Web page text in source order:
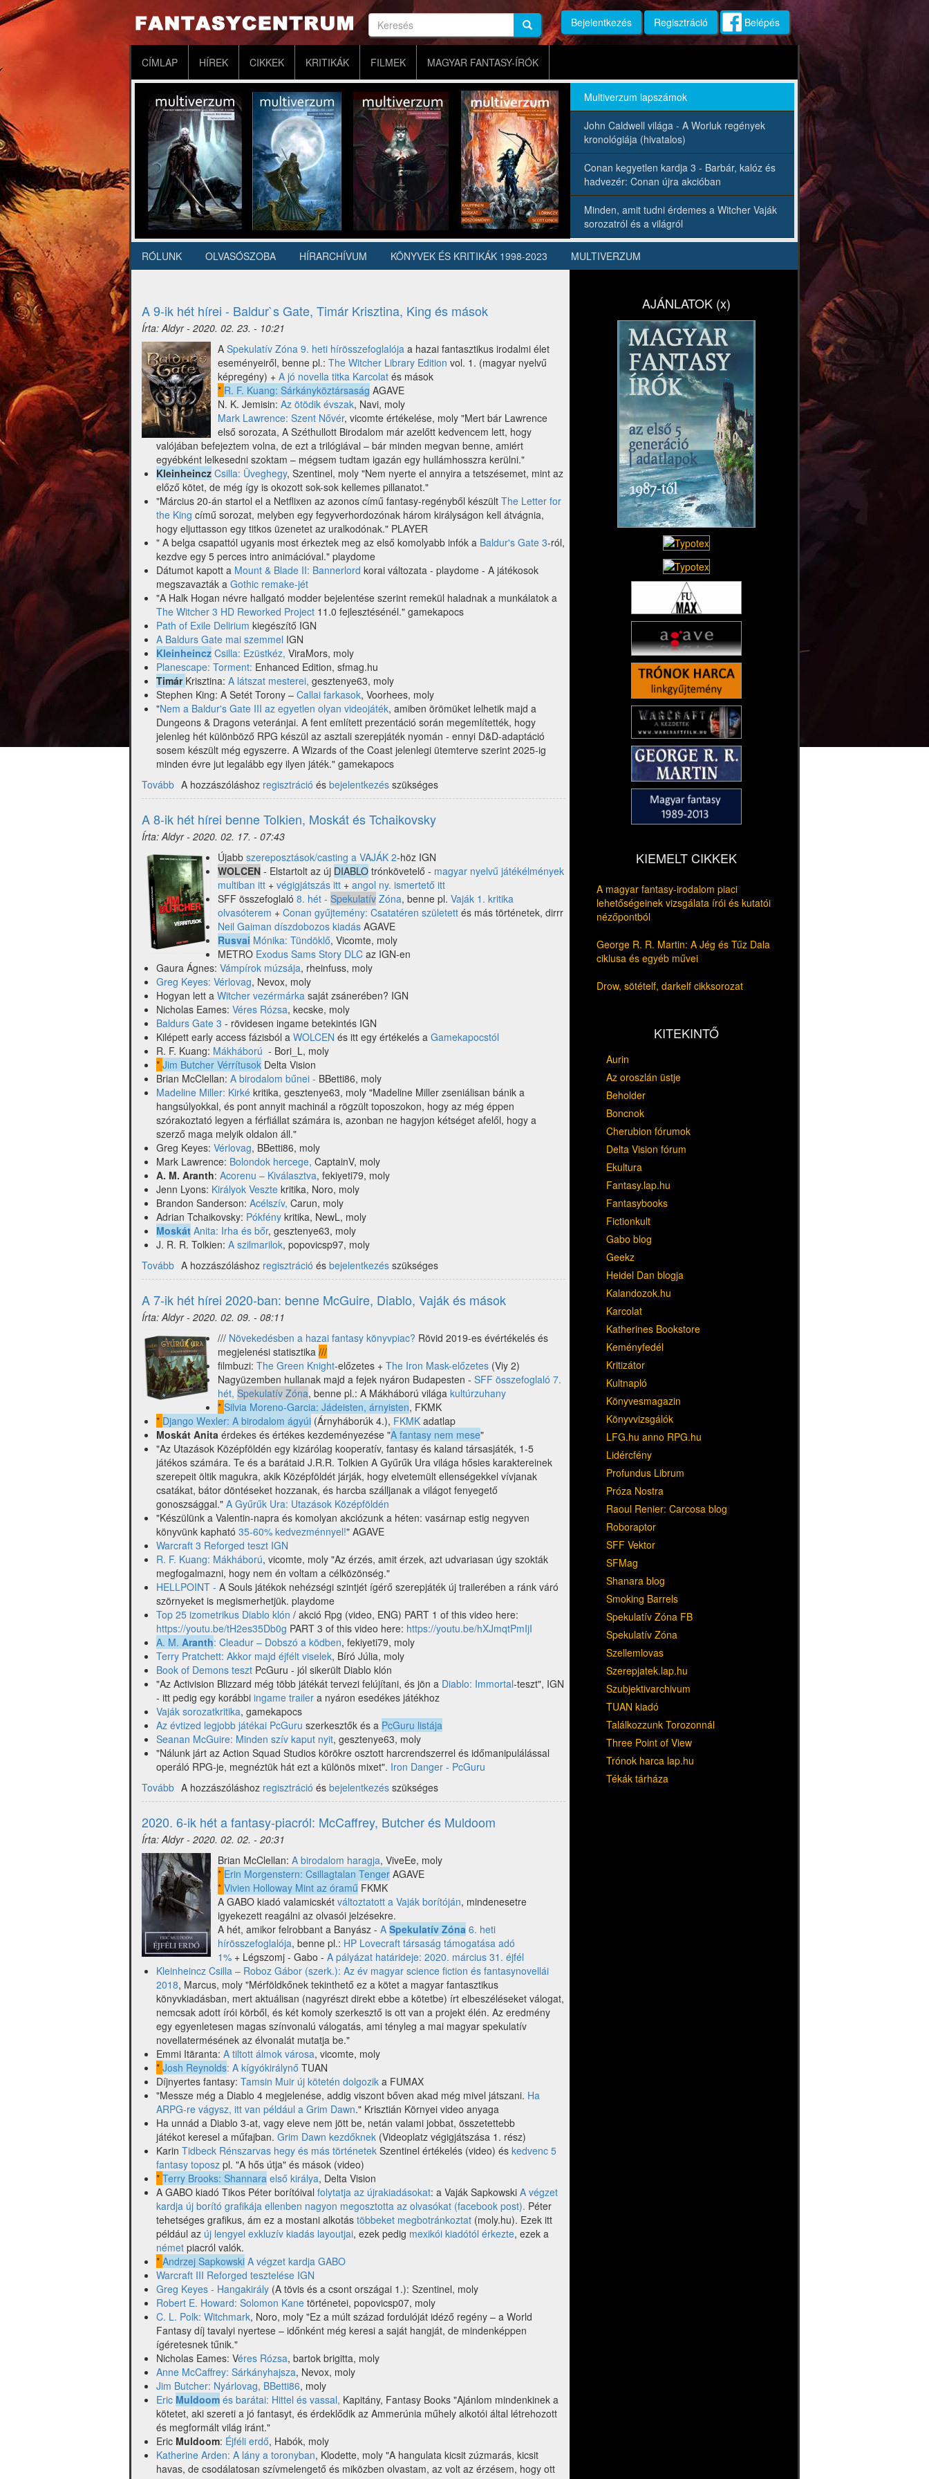
Ugrás
tartalomra
Keresés
Keresés Keresés Bejelentkezés Regisztráció Belépés
Fő
navigáció
CÍMLAP HÍREK CIKKEK KRITIKÁK FILMEK MAGYAR FANTASY-ÍRÓK
Multiverzum lapszámok
John Caldwell világa - A Worluk regények
kronológiája (hivatalos)
Conan kegyetlen kardja 3 - Barbár, kalóz és
hadvezér: Conan újra akcióban
Minden, amit tudni érdemes a Witcher Vaják
sorozatról és a világról
Másodlagos
RÓLUNK OLVASÓSZOBA HÍRARCHÍVUM KÖNYVEK ÉS KRITIKÁK 1998-2023 MULTIVERZUM
A 9-ik hét hírei - Baldur`s Gate, Timár Krisztina, King és mások
Írta:Aldyr- 2020. 02. 23. - 10:21
A Spekulatív Zóna 9. heti hírösszefoglalója a hazai fantasztikus irodalmi élet
eseményeiről, benne pl.: The Witcher Library Edition vol. 1. (magyar nyelvű
képregény) + A jó novella titka Karcolat és mások
* R. F. Kuang: Sárkányköztársaság AGAVE
N. K. Jemisin: Az ötödik évszak, Navi, moly
Mark Lawrence: Szent Nővér, vicomte értékelése, moly "Mert bár Lawrence
első sorozata, A Széthullott Birodalom már azelőtt kedvencem lett, hogy
valójában befejeztem volna, de ezt a trilógiával – bár minden megvan benne, amiért
egyébként lelkesedni szoktam – mégsem tudtam igazán egy hullámhosszra kerülni."
Kleinheincz Csilla: Üveghegy, Szentinel, moly "Nem nyerte el annyira a tetszésemet, mint az
előző kötet, de még így is okozott sok-sok kellemes pillanatot."
"Március 20-án startol el a Netflixen az azonos című fantasy-regényből készült The Letter for
the King című sorozat, melyben egy fegyverhordozónak három királyságon kell átvágnia,
hogy eljuttasson egy titkos üzenetet az uralkodónak." PLAYER
" A belga csapattól ugyanis most érkeztek meg az első komolyabb infók a Baldur's Gate 3-ról,
kezdve egy 5 perces intro animációval." playdome
Dátumot kapott a Mount & Blade II: Bannerlord korai változata - playdome - A játékosok
megszavazták a Gothic remake-jét
"A Halk Hogan névre hallgató modder bejelentése szerint remekül haladnak a munkálatok a
The Witcher 3 HD Reworked Project 11.0 fejlesztésénél." gamekapocs
Path of Exile Delirium kiegészítő IGN
A Baldurs Gate mai szemmel IGN
Kleinheincz Csilla: Ezüstkéz, ViraMors, moly
Planescape: Torment: Enhanced Edition, sfmag.hu
Timár Krisztina: A látszat mesterei, gesztenye63, moly
Stephen King: A Setét Torony – Callai farkasok, Voorhees, moly
"Nem a Baldur's Gate III az egyetlen olyan videojáték, amiben örömüket lelhetik majd a
Dungeons & Dragons veteránjai. A fent említett prezentáció során megemlítették, hogy
jelenleg hét különböző RPG készül az asztali szerepjáték nyomán - ennyi D&D-adaptáció
sosem készült még egyszerre. A Wizards of the Coast jelenlegi ütemterve szerint 2025-ig
minden évre jut legalább egy ilyen játék." gamekapocs
Tovább (A
9-
ik
hét
hírei
-
Baldur`s
Gate,
Timár
Krisztina,
King
mások)
A hozzászóláshoz regisztráció és bejelentkezés szükséges
A 8-ik hét hírei benne Tolkien, Moskát és Tchaikovsky
Írta:Aldyr- 2020. 02. 17. - 07:43
Újabb szereposztások/casting a VAJÁK 2-höz IGN
WOLCEN - Elstartolt az új DIABLO trónkövetelő - magyar nyelvű játékélmények
multiban itt + végigjátszás itt + angol ny. ismertető itt
SFF összefoglaló 8. hét - Spekulatív Zóna, benne pl. Vaják 1. kritika
olvasóterem + Conan gyűjtemény: Csatatéren született és más történetek, dirrr
Neil Gaiman díszdobozos kiadás AGAVE
Rusvai Mónika: Tündöklő, Vicomte, moly
METRO Exodus Sams Story DLC az IGN-en
Gaura Ágnes: Vámpírok múzsája, rheinfuss, moly
Greg Keyes: Vérlovag, Nevox, moly
Hogyan lett a Witcher vezérmárka saját zsánerében? IGN
Nicholas Eames: Véres Rózsa, kecske, moly
Baldurs Gate 3 - rövidesen ingame betekintés IGN
Kilépett early access fázisból a WOLCEN és itt egy értékelés a Gamekapocstól
R. F. Kuang: Mákháború - Bori_L, moly
* Jim Butcher Vérrítusok Delta Vision
Brian McClellan: A birodalom bűnei - BBetti86, moly
Madeline Miller: Kirké kritika, gesztenye63, moly "Madeline Miller zseniálisan bánik a
hangsúlyokkal, és pont annyit machinál a rögzült toposzokon, hogy az még éppen
szórakoztató legyen a férfiállat számára is, azonban ne hagyjon kétséget afelől, hogy a
szerző maga melyik oldalon áll."
Greg Keyes: Vérlovag, BBetti86, moly
Mark Lawrence: Bolondok hercege, CaptainV, moly
A. M. Aranth: Acorenu – Kiválasztva, fekiyeti79, moly
Jenn Lyons: Királyok Veszte kritika, Noro, moly
Brandon Sanderson: Acélszív, Carun, moly
Adrian Tchaikovsky: Pókfény kritika, NewL, moly
Moskát Anita: Irha és bőr, gesztenye63, moly
J. R. R. Tolkien: A szilmarilok, popovicsp97, moly
Tovább (A
8-
ik
hét
hírei
benne
Tolkien,
Moskát
és
Tchaikovsky)
A hozzászóláshoz regisztráció és bejelentkezés szükséges
A 7-ik hét hírei 2020-ban: benne McGuire, Diablo, Vaják és mások
Írta:Aldyr- 2020. 02. 09. - 08:11
/// Növekedésben a hazai fantasy könyvpiac? Rövid 2019-es évértékelés és
megjelenési statisztika ///
filmbuzi: The Green Knight-előzetes + The Iron Mask-előzetes (Viy 2)
Nagyüzemben hullanak majd a fejek nyáron Budapesten - SFF összefoglaló 7.
hét, Spekulatív Zóna, benne pl.: A Mákháború világa kultúrzuhany
* Silvia Moreno-Garcia: Jádeisten, ​árnyisten, FKMK
* Django Wexler: A ​birodalom ágyúi (Árnyháborúk 4.), FKMK adatlap
Moskát Anita érdekes és értékes kezdeményezése "A fantasy nem mese"
"Az Utazások Középföldén egy kizárólag kooperatív, fantasy és kaland társasjáték, 1-5
játékos számára. Te és a barátaid J.R.R. Tolkien A Gyűrűk Ura világa hősies karaktereinek
szerepeit öltik magukra, akik Középföldét járják, hogy elvetemült ellenségekkel vívjanak
csatákat, bátor döntéseket hozzanak, és harcba szálljanak a világot fenyegető
gonoszsággal." A Gyűrűk Ura: Utazások Középföldén
"Készülünk a Valentin-napra és komolyan akciózunk a héten: vasárnap estig negyven
könyvünk kapható 35-60% kedvezménnyel!" AGAVE
Warcraft 3 Reforged teszt IGN
R. F. Kuang: Mákháború, vicomte, moly "Az érzés, amit érzek, azt udvariasan úgy szokták
megfogalmazni, hogy nem én voltam a célközönség."
HELLPOINT - A Souls játékok nehézségi szintjét ígérő szerepjáték új trailerében a ránk váró
szörnyeket is megismerhetjük. playdome
Top 25 izometrikus Diablo klón / akció Rpg (video, ENG) PART 1 of this video here:
https://youtu.be/tH2es35Db0g PART 3 of this video here: https://youtu.be/hXJmqtPmIjI
A. M. Aranth: Cleadur – Dobszó a ködben, fekiyeti79, moly
Terry Pratchett: Akkor majd éjfélt viselek, Bíró Júlia, moly
Book of Demons teszt PcGuru - jól sikerült Diablo klón
"Az Activision Blizzard még több játékát tervezi felújítani, és jön a Diablo: Immortal-teszt", IGN
- itt pedig egy korábbi ingame trailer a nyáron esedékes játékhoz
Vaják sorozatkritika, gamekapocs
Az évtized legjobb játékai PcGuru szerkesztők és a PcGuru listája
Seanan McGuire: Minden szív kaput nyit, gesztenye63, moly
"Nálunk járt az Action Squad Studios körökre osztott harcrendszerrel és időmanipulálással
operáló RPG-je, megnéztük hát ezt a különös mixet". Iron Danger - PcGuru
Tovább (A
7-
ik
hét
hírei
2020-
ban:
benne
McGuire,
Diablo,
Vaják
és
mások)
A hozzászóláshoz regisztráció és bejelentkezés szükséges
2020. 6-ik hét a fantasy-piacról: McCaffrey, Butcher és Muldoom
Írta:Aldyr- 2020. 02. 02. - 20:31
Brian McClellan: A birodalom haragja, ViveEe, moly
* Erin Morgenstern: Csillagtalan Tenger AGAVE
* Vivien Holloway Mint az óramű FKMK
A GABO kiadó valamicskét változtatott a Vaják borítóján, mindenesetre
igyekezett reagálni az olvasói jelzésekre.
A hét, amikor felrobbant a Banyász - A Spekulatív Zóna 6. heti
hírösszefoglalója, benne pl.: HP Lovecraft társaság támogatása adó
1% + Légszomj - Gabo - A pályázat határideje: 2020. március 31. éjfél
Kleinheincz Csilla – Roboz Gábor (szerk.): Az év magyar science fiction és fantasynovellái
2018, Marcus, moly "Mérföldkőnek tekinthető ez a kötet a magyar fantasztikus
könyvkiadásban, mert aktuálisan (nagyrészt direkt ebbe a kötetbe) írt elbeszéléseket válogat,
nemcsak adott írói körből, és két komoly szerkesztő is ott van a projekt élén. Az eredmény
egy egyenletesen magas színvonalú válogatás, ami tényleg a mai magyar spekulatív
novellatermésének az élvonalát mutatja be."
Emmi Itäranta: A tiltott álmok városa, vicomte, moly
* Josh Reynolds: A kígyókirálynő TUAN
Díjnyertes fantasy: Tamsin Muir új kötetén dolgozik a FUMAX
"Messze még a Diablo 4 megjelenése, addig viszont bőven akad még mivel játszani. Ha
ARPG-re vágysz, itt van például a Grim Dawn." Krisztián Környei video anyaga
Ha unnád a Diablo 3-at, vagy eleve nem jött be, netán valami jobbat, összetettebb
játékot keresel a műfajban. Grim Dawn kezdőknek (Videoplatz végigjátszása 1. rész)
Karin Tidbeck Rénszarvas hegy és más történetek Szentinel értékelés (video) és kedvenc 5
fantasy toposz pl. "A hős útja" és mások (video)
* Terry Brooks: Shannara első királya, Delta Vision
A GABO kiadó Tikos Péter borítóival folytatja az újrakiadásokat: a Vaják Sapkowski A végzet
kardja új borító grafikája ellenben nagyon megosztotta az olvasókat (facebook post). Péter
tehetséges grafikus, ám ez a mostani alkotás többeket megbotránkoztat (moly.hu). Ezek itt
például az új lengyel exkluzív kiadás layoutjai, ezek pedig mexikói kiadótól érkezte, ezek a
német piacról valók.
* Andrzej Sapkowski A végzet kardja GABO
Warcraft III Reforged tesztelése IGN
Greg Keyes - Hangakirály (A tövis és a csont országai 1.): Szentinel, moly
Robert E. Howard: Solomon Kane történetei, popovicsp07, moly
C. L. Polk: Witchmark, Noro, moly "Ez a múlt század fordulóját idéző regény – a World
Fantasy díj tavalyi nyertese – időnként még keresi a saját hangját, de mindenképpen
ígéretesnek tűnik."
Nicholas Eames: Véres Rózsa, bartok brigitta, moly
Anne McCaffrey: Sárkányhajsza, Nevox, moly
Jim Butcher: Nyárlovag, BBetti86, moly
Eric Muldoom és barátai: Hittel és vassal, Kapitány, Fantasy Books "Ajánlom mindenkinek a
kötetet, aki szereti a jó fantasyt, és érdeklődik az Ammerúnia műhely alkotói által létrehozott
és megformált világ iránt."
Eric Muldoom: Éjféli erdő, Habók, moly
Katherine Arden: A lány a toronyban, Klodette, moly "A hangulata kicsit zúzmarás, kicsit
havas, de csodálatosan szívmelengető és miközben olvastam, az volt az érzésem, hogy ott
AJÁNLATOK (x)
KIEMELT CIKKEK
A magyar fantasy-irodalom piaci
lehetőségeinek vizsgálata írói és kutatói
nézőpontból
George R. R. Martin: A Jég és Tűz Dala
ciklusa és egyéb művei
Drow, sötételf, darkelf cikksorozat
KITEKINTŐ
Aurin
Az oroszlán üstje
Beholder
Boncnok
Cherubion fórumok
Delta Vision fórum
Ekultura
Fantasy.lap.hu
Fantasybooks
Fictionkult
Gabo blog
Geekz
Heidel Dan blogja
Kalandozok.hu
Karcolat
Katherines Bookstore
Keményfedél
Kritizátor
Kultnapló
Könyvesmagazin
Könyvvizsgálók
LFG.hu anno RPG.hu
Lidércfény
Profundus Librum
Próza Nostra
Raoul Renier: Carcosa blog
Roboraptor
SFF Vektor
SFMag
Shanara blog
Smoking Barrels
Spekulatív Zóna FB
Spekulatív Zóna
Szellemlovas
Szerepjatek.lap.hu
Szubjektivarchivum
TUAN kiadó
Találkozzunk Torozonnál
Three Point of View
Trónok harca lap.hu
Tékák tárháza